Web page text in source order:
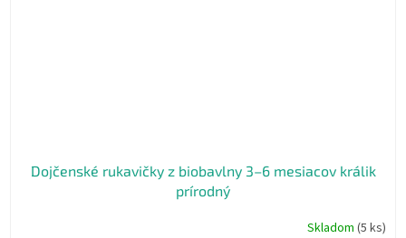
Dojčenské rukavičky z biobavlny 3–6 mesiacov králik
prírodný
Skladom (5 ks)